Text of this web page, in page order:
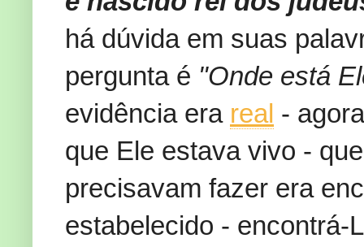
há dúvida em suas
pergunta é "Onde está
evidência era real -
que Ele estava vivo -
precisavam fazer era
estabelecido - encontrá-